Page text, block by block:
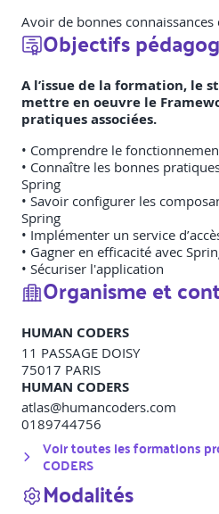
Avoir de bonnes connaissances
Objectifs
A l’issue de la formation, le
mettre en oeuvre le
pratiques associées.
• Comprendre le
• Connaître les bonnes
Spring
• Savoir configurer les
Spring
• Implémenter un service
• Gagner en efficacité avec
• Sécuriser l'application
Organisme et
HUMAN CODERS
11 PASSAGE DOISY
75017 PARIS
HUMAN CODERS
atlas@humancoders.com
0189744756
Voir toutes les formations
CODERS
Modalités